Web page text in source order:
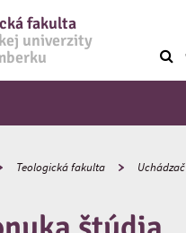
fakulta
univerzity
Teologická fakulta Uchádzač